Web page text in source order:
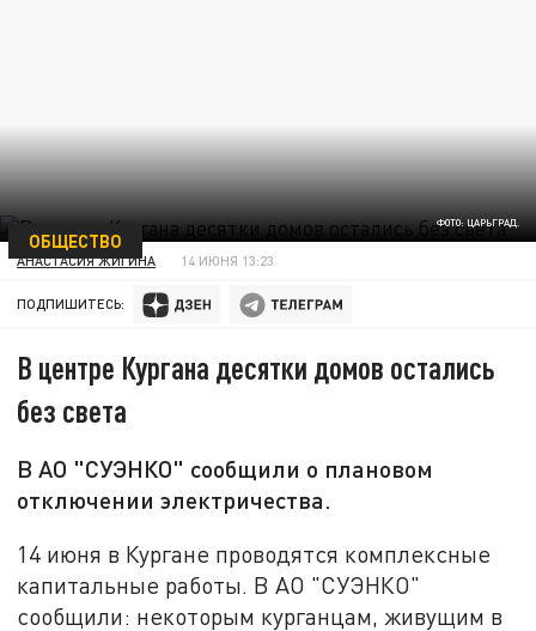
ФОТО: ЦАРЬГРАД.
ОБЩЕСТВО
АНАСТАСИЯ ЖИГИНА 14 ИЮНЯ 13:23
ПОДПИШИТЕСЬ:
В центре Кургана десятки домов остались
без света
В АО "СУЭНКО" сообщили о плановом
отключении электричества.
14 июня в Кургане проводятся комплексные
капитальные работы. В АО "СУЭНКО"
сообщили: некоторым курганцам, живущим в